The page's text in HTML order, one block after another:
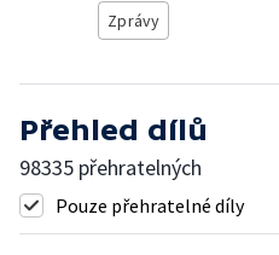
Zprávy
Přehled dílů
98335 přehratelných
Pouze přehratelné díly